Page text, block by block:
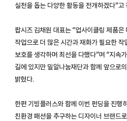
실천을 돕는 다양한 활동을 전개하겠다”고
팝시즈 김채원 대표는 “업사이클링 제품은
작업으로 더 많은 시간과 재화가 필요한 작
보호를 생각하며 최선을 다했다”며 “지속
길에 있지만 밀알나눔재단과 함께 앞으로
밝혔다.
한편 기빙플러스와 함께 이번 펀딩을 진행
친환경 패션을 추구하는 디자이너 브랜드